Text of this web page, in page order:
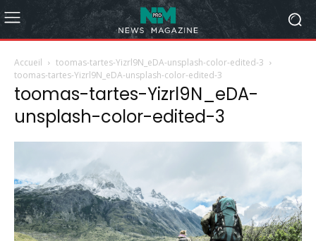
Accueil
toomas-tartes-Yizrl9N_eDA-unsplash-color-edited-3
toomas-tartes-Yizrl9N_eDA-unsplash-color-edited-3
toomas-tartes-Yizrl9N_eDA-
unsplash-color-edited-3